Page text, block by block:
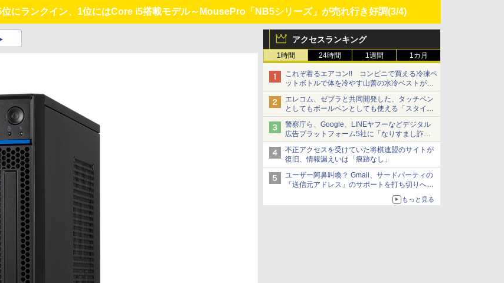
にランクイン、1位にはCore i5搭載モデル～MousePro「NB5シリーズ」が売れ行き好調(3/4)
アクセスランキング
1時間 24時間 1週間 1カ月
これぞ着るエアコン!! コンビニで買える冷凍ペ
ットボトルで体を冷やす山善の水冷ベストがロ
ードバイクにちょうどいい【ぼっち・ざ・ろー
ど！その14】【空いた時間でなにしてる？】
エレコム、ゼブラと共同開発した、タッチペン
としてもボールペンとしても使える「スタイラ
スツーウェイ」発売 iPadにも紙にも、持ち替
えずに書き込める
警察庁ら、Google、LINEヤフーなどデジタル
広告プラットフォーム5社に「なりすまし詐欺
広告」対策強化を要請 著名人の写真や映像を
使った投資詐欺などへの対策として
不正アクセスを受けていた将棋連盟のサイトが
復旧、情報漏えいは「痕跡なし」
ユーザー阿鼻叫喚？ Gmail、サードパーティの
「送信元アドレス」のサポートを打ち切りへ
もっと見る